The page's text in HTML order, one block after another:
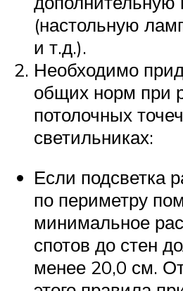
(настольную
и т.д.).
Необходимо
общих норм при
потолочных
светильниках:
Если подсветка
по периметру
минимальное
спотов до стен
менее 20,0 см.